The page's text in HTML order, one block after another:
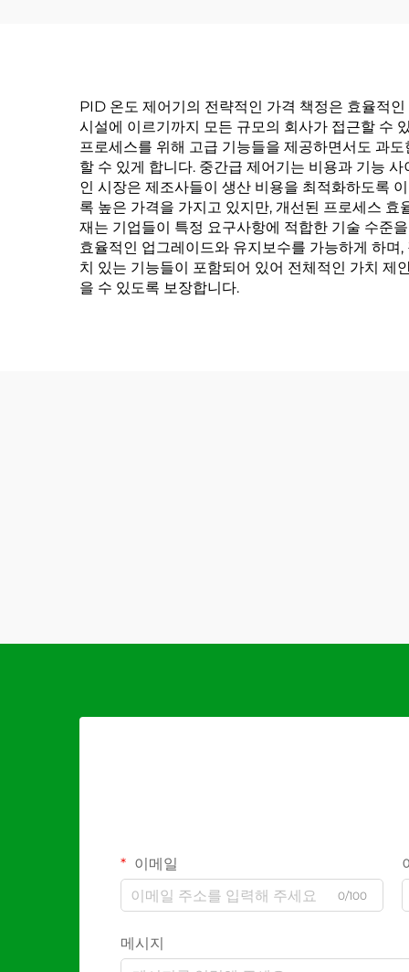
PID 온도 제어기의 전략적인 가격 책정은 효율적
시설에 이르기까지 모든 규모의 회사가 접근할 수
프로세스를 위해 고급 기능들을 제공하면서도 과
할 수 있게 합니다. 중간급 제어기는 비용과 기능
인 시장은 제조사들이 생산 비용을 최적화하도록
록 높은 가격을 가지고 있지만, 개선된 프로세스
재는 기업들이 특정 요구사항에 적합한 기술 수준
효율적인 업그레이드와 유지보수를 가능하게 하
치 있는 기능들이 포함되어 있어 전체적인 가치 제
을 수 있도록 보장합니다.
이메일
0/100
메시지